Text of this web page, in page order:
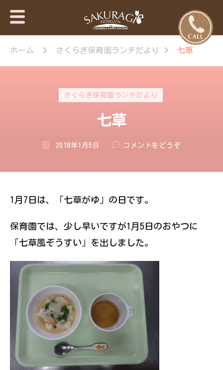
保育園・東
京日の出
町・あきる
らぎ保育
園】
について · 園施
案内 · 未就園児
教室 · 園のいち
日 · 年間行事 ·
さくらぎ保育園
ぎ保育園 。子
がら、 人と人
伝えていきたい
と思っていま
ホーム さくらぎ保育園ランチだより 七草
さくらぎ保育園ランチだより
七草
2018年1月5日 コメントをどうぞ
1月7日は、「七草がゆ」の日です。
保育園では、少し早いですが1月5日のおやつに
「七草風ぞうすい」を出しました。